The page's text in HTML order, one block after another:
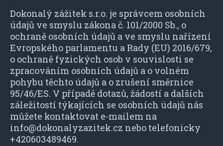
Dokonalý zážitek s.r.o. je správcem osobních
údajů ve smyslu zákona č. 101/2000 Sb., o
ochraně osobních údajů a ve smyslu nařízení
Evropského parlamentu a Rady (EU) 2016/679,
o ochraně fyzických osob v souvislosti se
zpracováním osobních údajů a o volném
pohybu těchto údajů a o zrušení směrnice
95/46/ES. V případě dotazů, žádostí a dalších
záležitostí týkajících se osobních údajů nás
můžete kontaktovat e-mailem na
info@dokonalyzazitek.cz nebo telefonicky
+420603489469.